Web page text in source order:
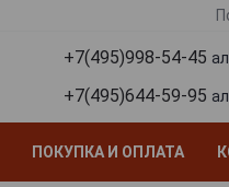
+7(495)998-54-45
+7(495)644-59-95
ПОКУПКА И ОПЛАТА